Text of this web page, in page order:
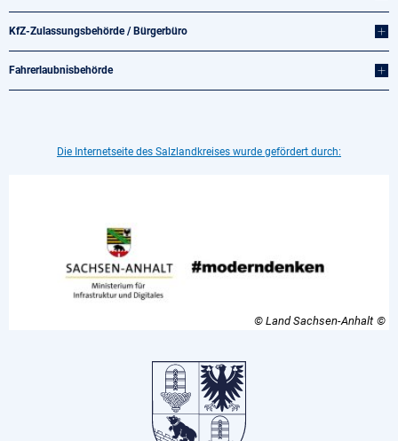
KfZ-Zulassungsbehörde / Bürgerbüro
Fahrerlaubnisbehörde
Die Internetseite des Salzlandkreises wurde gefördert durch:
© Land Sachsen-Anhalt